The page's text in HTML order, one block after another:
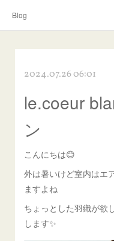
Blog
2024.07.26 06:01
le.coeur
ン
こんにちは😊
外は暑いけど室内はエ
ますよね
ちょっとした羽織が欲
します✨